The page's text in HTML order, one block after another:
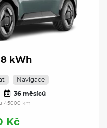
kWh
Navigace
36 měsíců
45000 km
Kč